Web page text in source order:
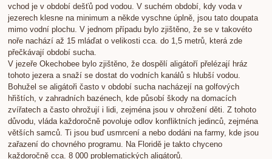
vchod je v období dešťů pod vodou. V suchém období, kdy voda v
jezerech klesne na minimum a někde vyschne úplně, jsou tato doupata
mimo vodní plochu. V jednom případu bylo zjištěno, že se v takovéto
noře nachází až 15 mláďat o velikosti cca. do 1,5 metrů, která zde
přečkávají období sucha.
V jezeře Okechobee bylo zjištěno, že dospělí aligátoří přelézají hráz
tohoto jezera a snaží se dostat do vodních kanálů s hlubší vodou.
Bohužel se aligátoři často v období sucha nacházejí na golfových
hřištích, v zahradních bazénech, kde působí škody na domacích
zvířatech a často ohrožují i lidi, zejména jsou v ohrožení děti. Z tohoto
důvodu, vláda každoročně povoluje odlov konfliktních jedinců, zejména
větších samců. Ti jsou buď usmrcení a nebo dodáni na farmy, kde jsou
zařazení do chovného programu. Na Floridě je takto chyceno
každoročně cca. 8 000 problematických aligátorů.